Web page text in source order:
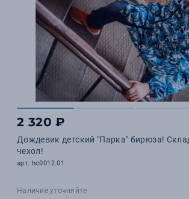
2 320 ₽
Дождевик детский "Парка" бирюза!
чехол!
арт. hc0012.01
Наличие уточняйте